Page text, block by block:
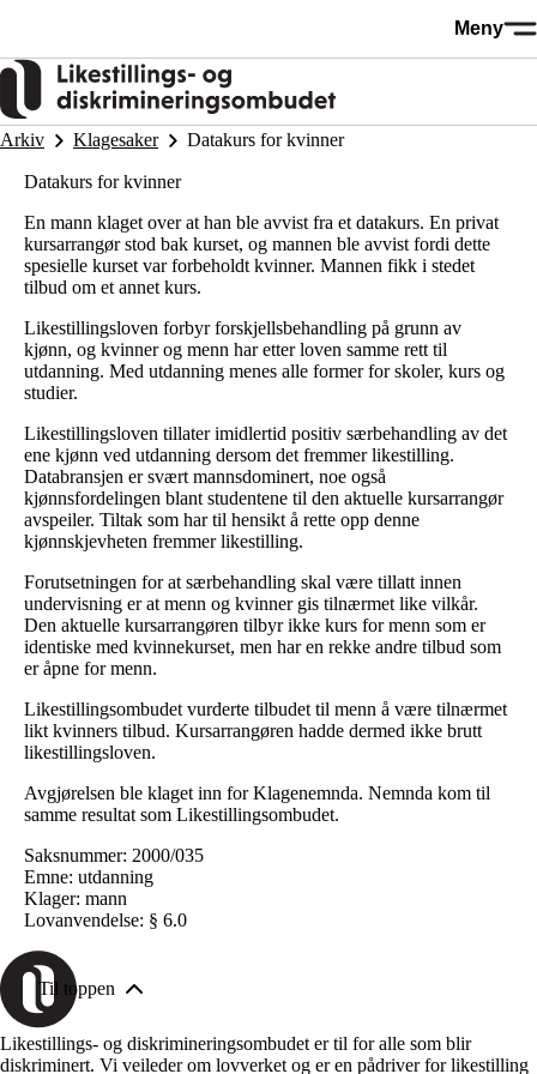
Meny
Arkiv Klagesaker Datakurs for kvinner
Datakurs for kvinner
En mann klaget over at han ble avvist fra et datakurs. En privat
kursarrangør stod bak kurset, og mannen ble avvist fordi dette
spesielle kurset var forbeholdt kvinner. Mannen fikk i stedet
tilbud om et annet kurs.
Likestillingsloven forbyr forskjellsbehandling på grunn av
kjønn, og kvinner og menn har etter loven samme rett til
utdanning. Med utdanning menes alle former for skoler, kurs og
studier.
Likestillingsloven tillater imidlertid positiv særbehandling av det
ene kjønn ved utdanning dersom det fremmer likestilling.
Databransjen er svært mannsdominert, noe også
kjønnsfordelingen blant studentene til den aktuelle kursarrangør
avspeiler. Tiltak som har til hensikt å rette opp denne
kjønnskjevheten fremmer likestilling.
Forutsetningen for at særbehandling skal være tillatt innen
undervisning er at menn og kvinner gis tilnærmet like vilkår.
Den aktuelle kursarrangøren tilbyr ikke kurs for menn som er
identiske med kvinnekurset, men har en rekke andre tilbud som
er åpne for menn.
Likestillingsombudet vurderte tilbudet til menn å være tilnærmet
likt kvinners tilbud. Kursarrangøren hadde dermed ikke brutt
likestillingsloven.
Avgjørelsen ble klaget inn for Klagenemnda. Nemnda kom til
samme resultat som Likestillingsombudet.
Saksnummer: 2000/035
Emne: utdanning
Klager: mann
Lovanvendelse: § 6.0
Til toppen
Likestillings- og diskrimineringsombudet er til for alle som blir
diskriminert. Vi veileder om lovverket og er en pådriver for likestilling